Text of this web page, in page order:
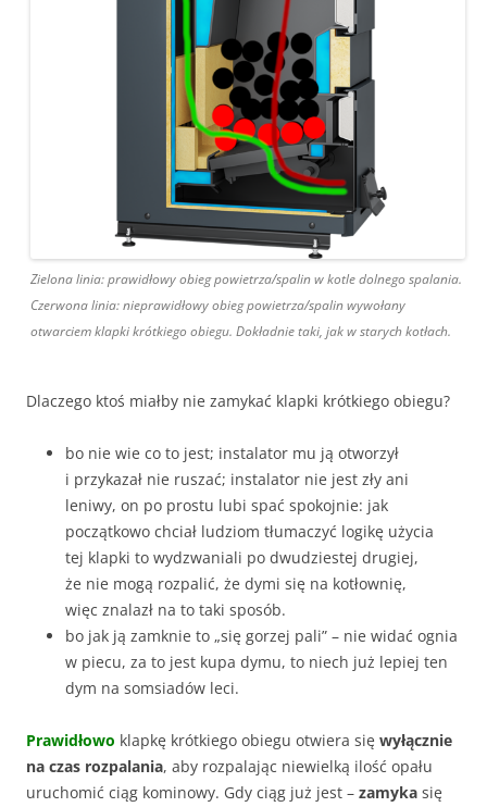
Zielona linia: prawidłowy obieg powietrza/spalin w kotle dolnego spalania.
Czerwona linia: nieprawidłowy obieg powietrza/spalin wywołany
otwarciem klapki krótkiego obiegu. Dokładnie taki, jak w starych kotłach.
Dlaczego ktoś miałby nie zamykać klapki krótkiego obiegu?
bo nie wie co to jest; instalator mu ją otworzył
i przykazał nie ruszać; instalator nie jest zły ani
leniwy, on po prostu lubi spać spokojnie: jak
początkowo chciał ludziom tłumaczyć logikę użycia
tej klapki to wydzwaniali po dwudziestej drugiej,
że nie mogą rozpalić, że dymi się na kotłownię,
więc znalazł na to taki sposób.
bo jak ją zamknie to „się gorzej pali” – nie widać ognia
w piecu, za to jest kupa dymu, to niech już lepiej ten
dym na somsiadów leci.
Prawidłowo klapkę krótkiego obiegu otwiera się wyłącznie
na czas rozpalania, aby rozpalając niewielką ilość opału
uruchomić ciąg kominowy. Gdy ciąg już jest – zamyka się